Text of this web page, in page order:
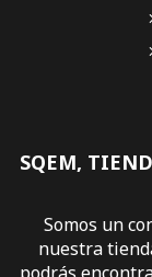
SQEM,
Somos un
nuestra